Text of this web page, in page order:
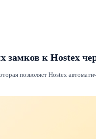
к Hostex
позволяет Hostex